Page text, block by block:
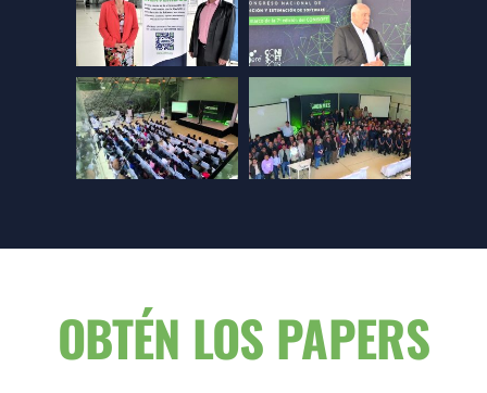
OBTÉN LOS PAPERS